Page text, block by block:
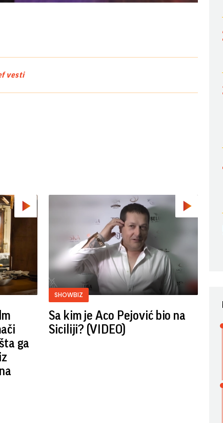
vesti
ga
SHOWBIZ
Sa kim je Aco Pejović bio na
Siciliji? (VIDEO)